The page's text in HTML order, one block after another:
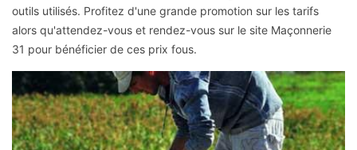
outils utilisés. Profitez d'une grande promotion sur les tarifs
alors qu'attendez-vous et rendez-vous sur le site Maçonnerie
31 pour bénéficier de ces prix fous.